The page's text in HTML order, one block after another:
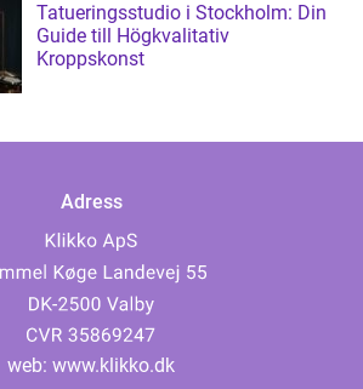
Tatueringsstudio i Stockholm: Din
Guide till Högkvalitativ
Kroppskonst
Adress
web: www.klikko.dk